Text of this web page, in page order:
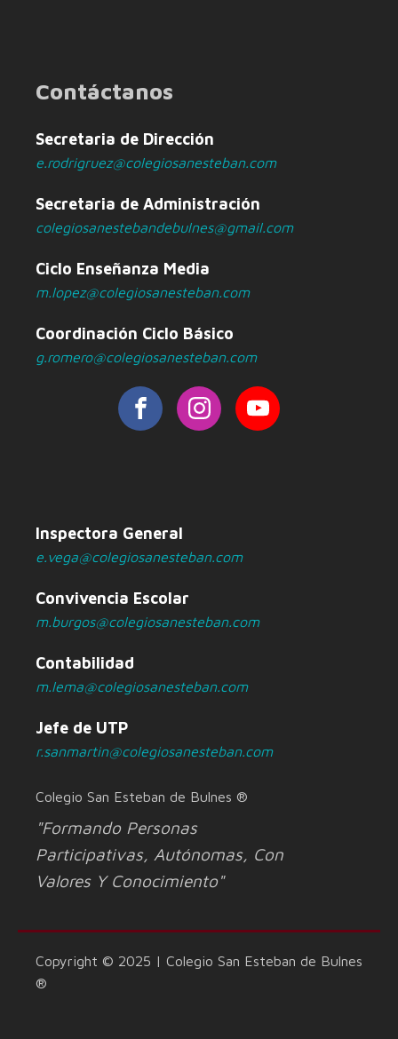
Contáctanos
Secretaria de Dirección
e.rodrigruez@colegiosanesteban.com
Secretaria de Administración
colegiosanestebandebulnes@gmail.com
Ciclo Enseñanza Media
m.lopez@colegiosanesteban.com
Coordinación Ciclo Básico
g.romero@colegiosanesteban.com
Inspectora General
e.vega@colegiosanesteban.com
Convivencia Escolar
m.burgos@colegiosanesteban.com
Contabilidad
m.lema@colegiosanesteban.com
Jefe de UTP
r.sanmartin@colegiosanesteban.com
Colegio San Esteban de Bulnes ®
"Formando Personas
Participativas, Autónomas, Con
Valores Y Conocimiento"
Copyright © 2025 | Colegio San Esteban de Bulnes
®